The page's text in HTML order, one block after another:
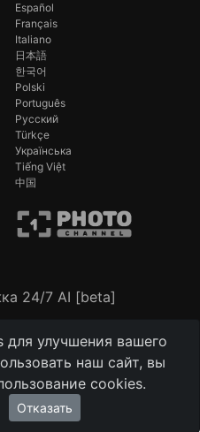
улучшения вашего
наш сайт, вы
cookies.
Отказать
Español
Français
Italiano
日本語
한국어
Polski
Português
Русский
Türkçe
Українська
Tiếng Việt
中国
24/7 AI [beta]
and the GooglePrivacy Policyand